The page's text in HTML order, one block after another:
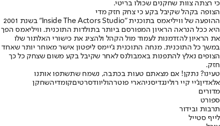
כי רצתה צוות שחקנים שכולו בריטי.
הצופה בקהל שקיבל בקע כי צחק חזק מדי
ההופעה של וויליאמס בתוכנית "Inside The Actors Studio" בשנת 2001
היא ככל הנראה הראיון המפורסם ביותר בתולדות התוכנית. וויליאמס הפך
את הראיון להזדמנות לעמוד מול הקהל ולהציג את כישורי האלתור שלו
במשך כל התוכנית. מנחה התוכנית ג'יימס ליפטון אישר מאוחר יותר שאחד
הצופים נאלץ להתפנות באמבולנס לאחר שקיבל בקע משום שצחק כל כך
חזק.
טעינו? נתקן! אם מצאתם טעות בכתבה, נשמח שתשתפו אותנו
אלאדיןג'יי קיי רולינגדיסניהארי פוטרהוליוודסרטיםקומדיהשחקן
מדורים
ספורט
תרבות ובידור
לייף סטייל